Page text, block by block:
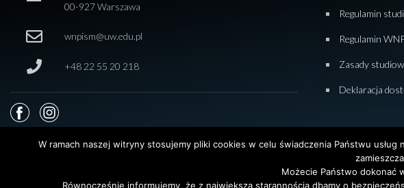
00-927 Warszawa
wnpism@uw.edu.pl
+48 22 55 20 218
Regulamin
Regulamin
Zasady
Deklaracja
© 2026 Wydział Nauk Politycznych i Studiów Międzynarodowych. Uniwersytet Warszawski.
W ramach naszej witryny stosujemy pliki cookies w celu świadczenia Państwu
Możecie Państwo dokonać
Równocześnie informujemy, że z największą starannością dbamy o